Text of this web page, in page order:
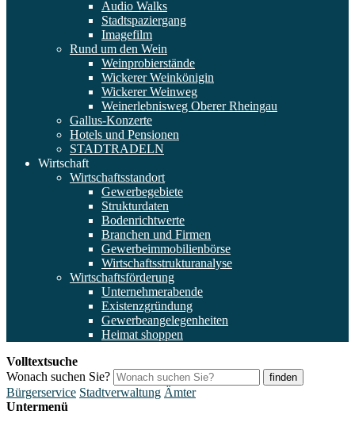
Audio Walks
Stadtspaziergang
Imagefilm
Rund um den Wein
Weinprobierstände
Wickerer Weinkönigin
Wickerer Weinweg
Weinerlebnisweg Oberer Rheingau
Gallus-Konzerte
Hotels und Pensionen
STADTRADELN
Wirtschaft
Wirtschaftsstandort
Gewerbegebiete
Strukturdaten
Bodenrichtwerte
Branchen und Firmen
Gewerbeimmobilienbörse
Wirtschaftsstrukturanalyse
Wirtschaftsförderung
Unternehmerabende
Existenzgründung
Gewerbeangelegenheiten
Heimat shoppen
Volltextsuche
Wonach suchen Sie?
finden
Bürgerservice Stadtverwaltung Ämter
Untermenü